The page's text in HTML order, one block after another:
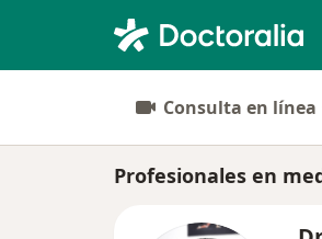
Consulta en línea
Profesionales en